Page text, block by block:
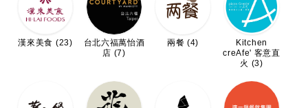
漢來美食 (23)
台北六福萬怡酒
店 (7)
兩餐 (4)
Kitchen
creAfe' 客意直
火 (3)